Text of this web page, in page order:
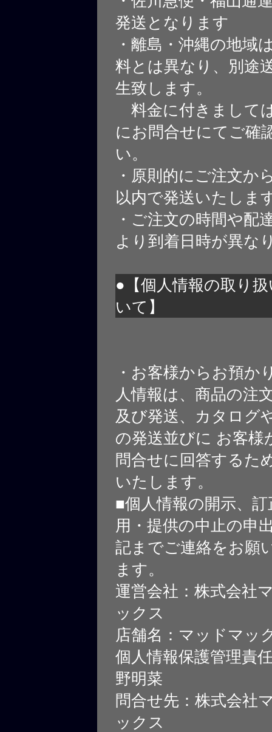
発送となります
・離島・沖縄の地域
料とは異なり、別途
生致します。
料金に付きまして
にお問合せにてご確
い。
・原則的にご注文か
以内で発送いたしま
・ご注文の時間や配
より到着日時が異な
●【個人情報の取り
いて】
・お客様からお預か
人情報は、商品の注
及び発送、カタログ
の発送並びに お客様
問合せに回答するた
いたします。
■個人情報の開示、
用・提供の中止の申
記までご連絡をお願
ます。
運営会社：株式会社
ックス
店舗名：マッドマッ
個人情報保護管理責
野明菜
問合せ先：株式会社
ックス